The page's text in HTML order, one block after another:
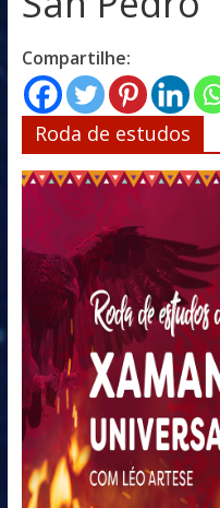
Compartilhe:
Roda de estudos